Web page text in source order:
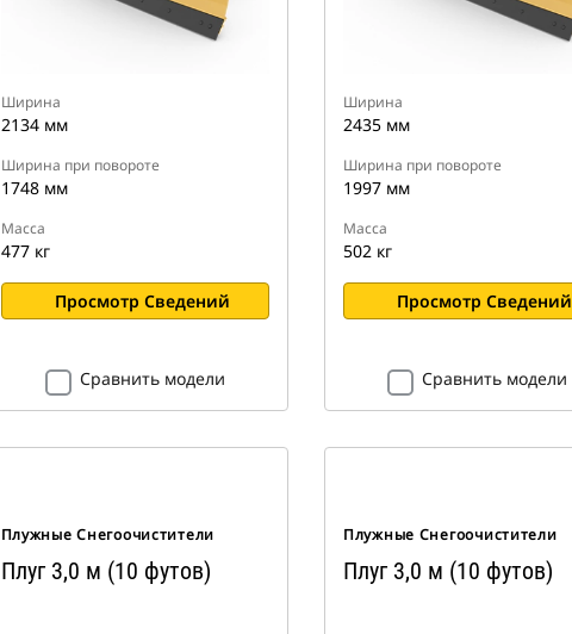
Ширина
2134 мм
Ширина при повороте
1748 мм
Масса
477 кг
Просмотр Сведений
Сравнить модели
Ширина
2435 мм
Ширина при повороте
1997 мм
Масса
502 кг
Просмотр Сведений
Сравнить модели
Плужные Снегоочистители
Плуг 3,0 м (10 футов)
Плужные Снегоочистители
Плуг 3,0 м (10 футов)